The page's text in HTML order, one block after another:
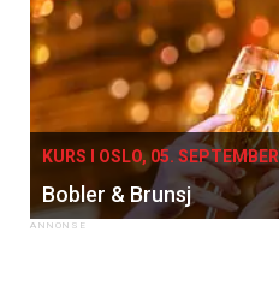
KURS I OSLO, 05. SEPTEMBER
Bobler & Brunsj